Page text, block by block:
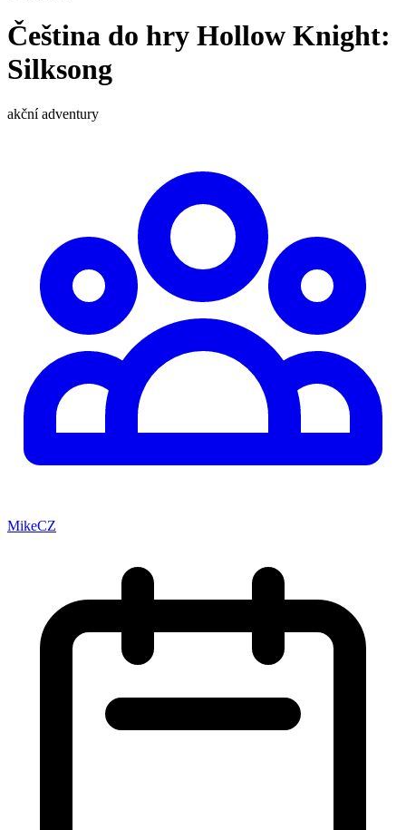
Čeština do hry Hollow Knight:
Silksong
akční adventury
MikeCZ